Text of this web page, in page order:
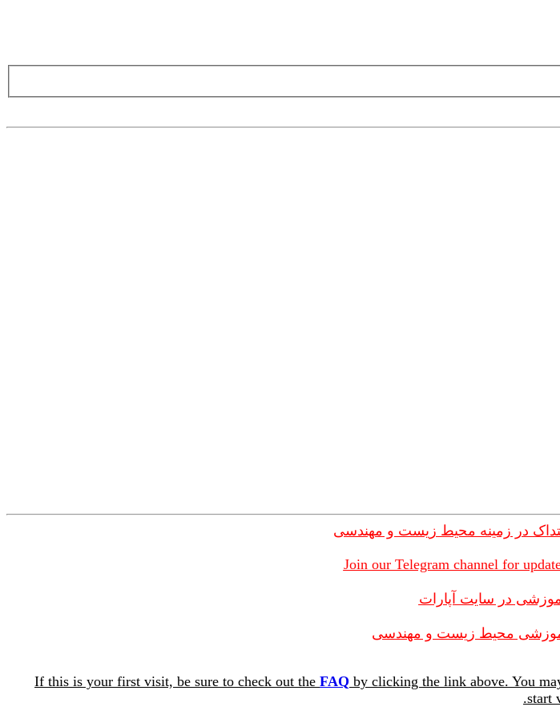
در زمینه محیط زیست و مهندسی
Join our Telegram channel for
در سایت آپارات
محیط زیست و مهندسی
If this is your first visit, be sure to check out the FAQ by clicking the link above. You
start